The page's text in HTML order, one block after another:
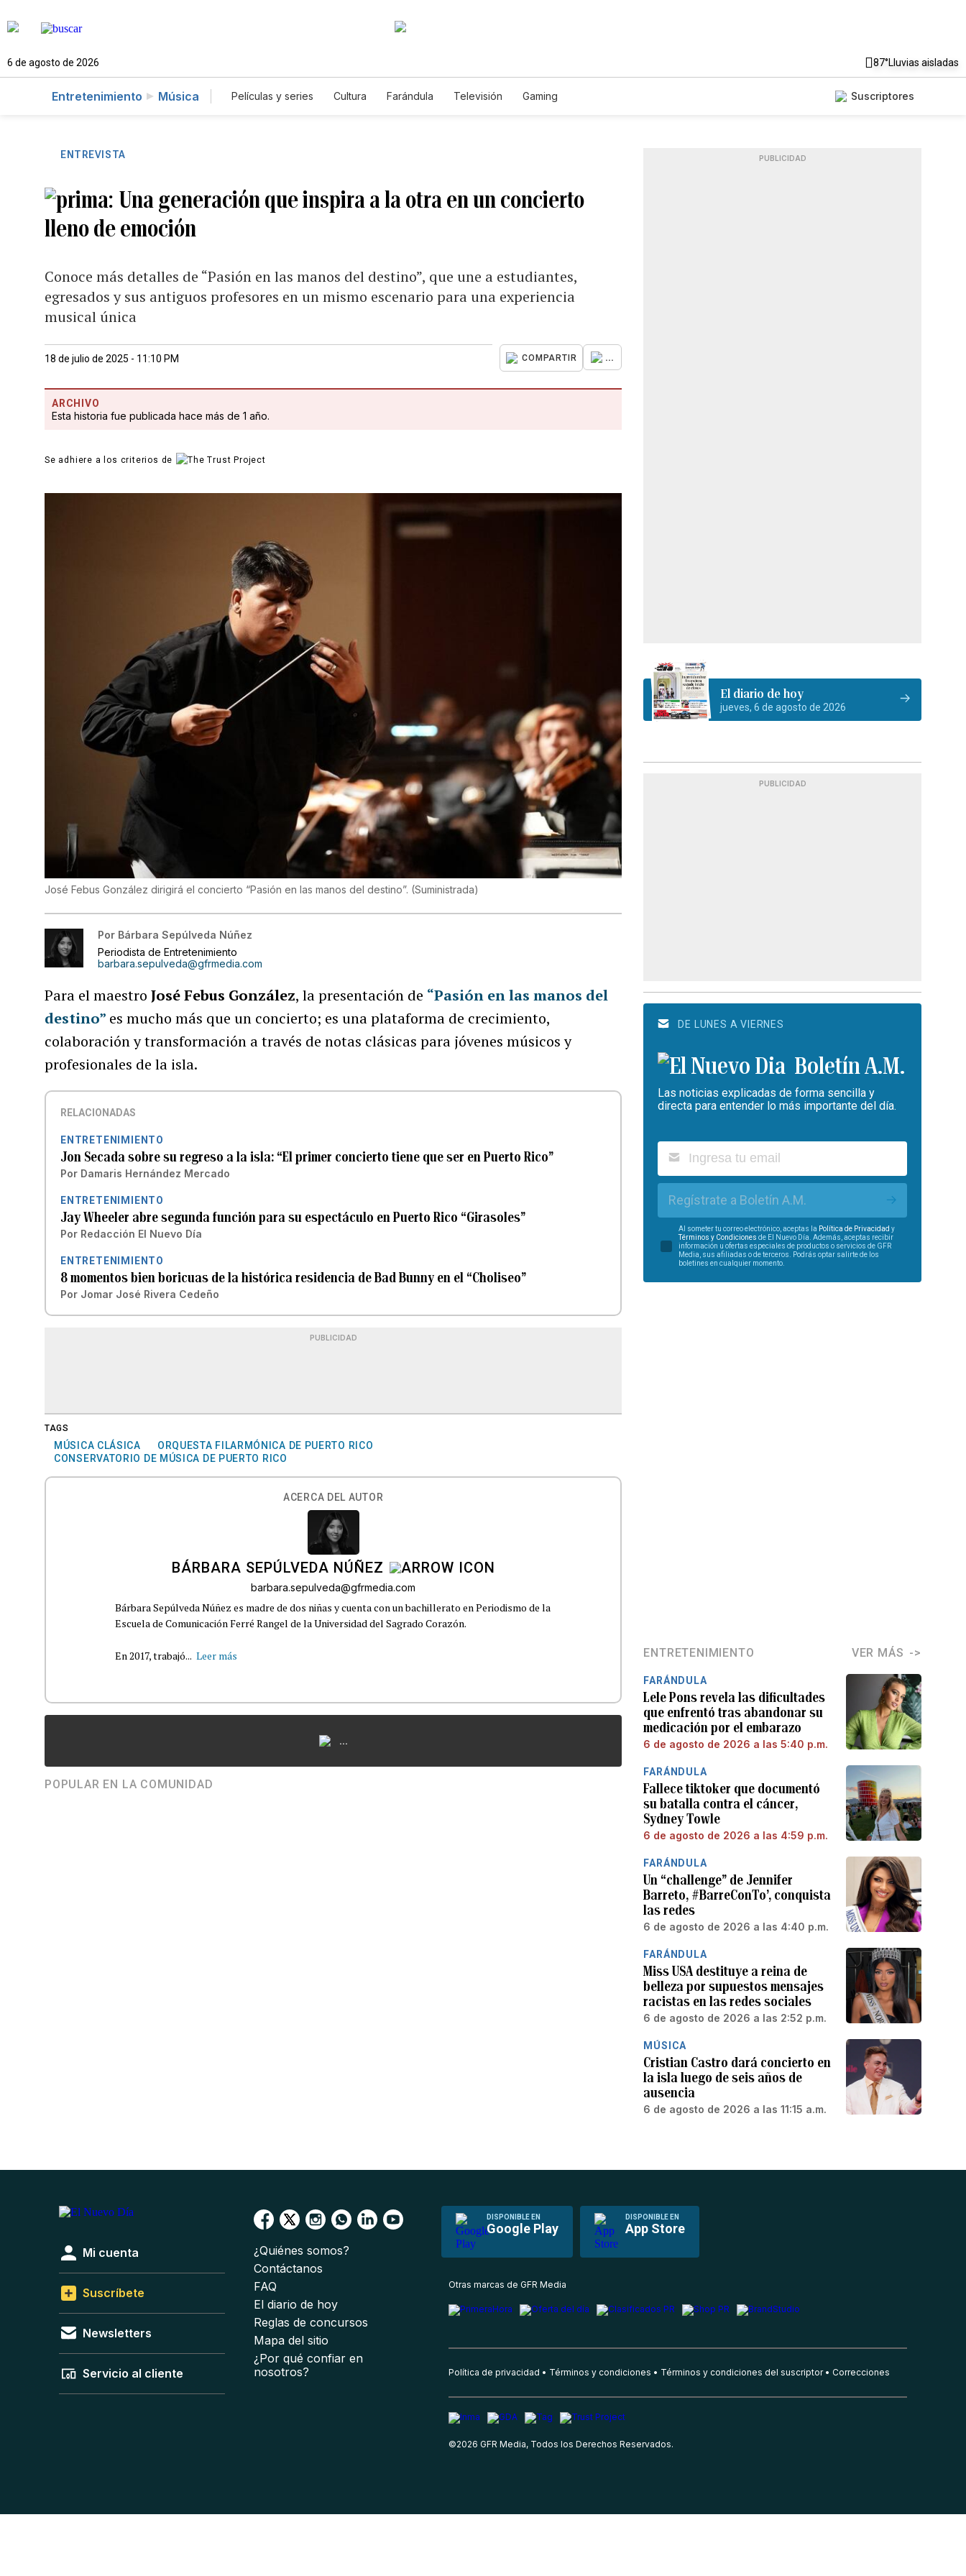
6 de agosto de 2026 87°Lluvias aisladas
Entretenimiento Música Películas y series Cultura Farándula Televisión Gaming Suscriptores
ENTREVISTA
Una generación que inspira a la otra en un concierto
lleno de emoción
Conoce más detalles de “Pasión en las manos del destino”, que une a estudiantes,
egresados y sus antiguos profesores en un mismo escenario para una experiencia
musical única
18 de julio de 2025 - 11:10 PM COMPARTIR ...
ARCHIVO
Esta historia fue publicada hace más de 1 año.
Se adhiere a los criterios de
José Febus González dirigirá el concierto “Pasión en las manos del destino”. (Suministrada)
Por Bárbara Sepúlveda Núñez
Periodista de Entretenimiento
barbara.sepulveda@gfrmedia.com
Para el maestroJosé Febus González, la presentación de “Pasión en las manos del
destino” es mucho más que un concierto; es una plataforma de crecimiento,
colaboración y transformación a través de notas clásicas para jóvenes músicos y
profesionales de la isla.
RELACIONADAS
ENTRETENIMIENTO
Jon Secada sobre su regreso a la isla: “El primer concierto tiene que ser en Puerto Rico”
Por Damaris Hernández Mercado
ENTRETENIMIENTO
Jay Wheeler abre segunda función para su espectáculo en Puerto Rico “Girasoles”
Por Redacción El Nuevo Día
ENTRETENIMIENTO
8 momentos bien boricuas de la histórica residencia de Bad Bunny en el “Choliseo”
Por Jomar José Rivera Cedeño
PUBLICIDAD
TAGS
MÚSICA CLÁSICA
ORQUESTA FILARMÓNICA DE PUERTO RICO
CONSERVATORIO DE MÚSICA DE PUERTO RICO
ACERCA DEL AUTOR
BÁRBARA SEPÚLVEDA NÚÑEZ
barbara.sepulveda@gfrmedia.com
Bárbara Sepúlveda Núñez es madre de dos niñas y cuenta con un bachillerato en Periodismo de la
Escuela de Comunicación Ferré Rangel de la Universidad del Sagrado Corazón.
En 2017, trabajó... Leer más
...
POPULAR EN LA COMUNIDAD
PUBLICIDAD
El diario de hoy
jueves, 6 de agosto de 2026
PUBLICIDAD
DE LUNES A VIERNES
Boletín A.M.
Las noticias explicadas de forma sencilla y
directa para entender lo más importante del día.
Regístrate a Boletín A.M.
Al someter tu correo electrónico, aceptas la Política de Privacidad y
Términos y Condiciones de El Nuevo Día. Además, aceptas recibir
información u ofertas especiales de productos o servicios de GFR
Media, sus afiliadas o de terceros. Podrás optar salirte de los
boletines en cualquier momento.
ENTRETENIMIENTO VER MÁS
FARÁNDULA
Lele Pons revela las dificultades
que enfrentó tras abandonar su
medicación por el embarazo
6 de agosto de 2026 a las 5:40 p.m.
FARÁNDULA
Fallece tiktoker que documentó
su batalla contra el cáncer,
Sydney Towle
6 de agosto de 2026 a las 4:59 p.m.
FARÁNDULA
Un “challenge” de Jennifer
Barreto, #BarreConTo’, conquista
las redes
6 de agosto de 2026 a las 4:40 p.m.
FARÁNDULA
Miss USA destituye a reina de
belleza por supuestos mensajes
racistas en las redes sociales
6 de agosto de 2026 a las 2:52 p.m.
MÚSICA
Cristian Castro dará concierto en
la isla luego de seis años de
ausencia
6 de agosto de 2026 a las 11:15 a.m.
DISPONIBLE EN
Google Play
DISPONIBLE EN
App Store
Mi cuenta
Suscríbete
Newsletters
Servicio al cliente
¿Quiénes somos?
Contáctanos
FAQ
El diario de hoy
Reglas de concursos
Mapa del sitio
¿Por qué confiar en
nosotros?
Otras marcas de GFR Media
Política de privacidad Términos y condiciones Términos y condiciones del suscriptor Correcciones
©2026 GFR Media, Todos los Derechos Reservados.